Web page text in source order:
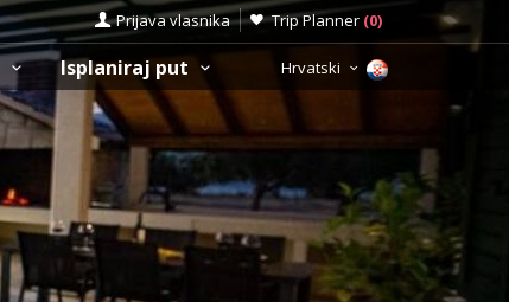
Prijava vlasnika Trip Planner (0)
Isplaniraj put Hrvatski